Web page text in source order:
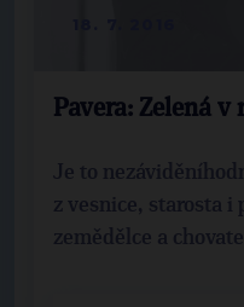
Pavera: Zelená
Je to
z vesnice, starosta i
zemědělce a